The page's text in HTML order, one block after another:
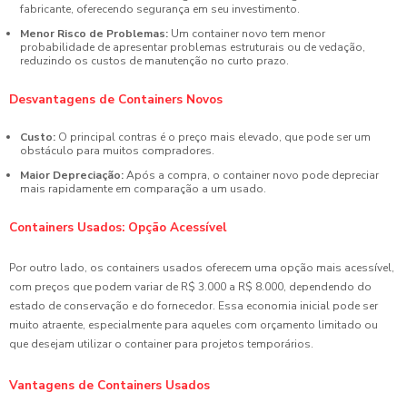
fabricante, oferecendo segurança em seu investimento.
Menor Risco de Problemas: Um container novo tem menor
probabilidade de apresentar problemas estruturais ou de vedação,
reduzindo os custos de manutenção no curto prazo.
Desvantagens de Containers Novos
Custo: O principal contras é o preço mais elevado, que pode ser um
obstáculo para muitos compradores.
Maior Depreciação:Após a compra, o container novo pode depreciar
mais rapidamente em comparação a um usado.
Containers Usados: Opção Acessível
Por outro lado, os containers usados oferecem uma opção mais acessível,
com preços que podem variar de R$ 3.000 a R$ 8.000, dependendo do
estado de conservação e do fornecedor. Essa economia inicial pode ser
muito atraente, especialmente para aqueles com orçamento limitado ou
que desejam utilizar o container para projetos temporários.
Vantagens de Containers Usados